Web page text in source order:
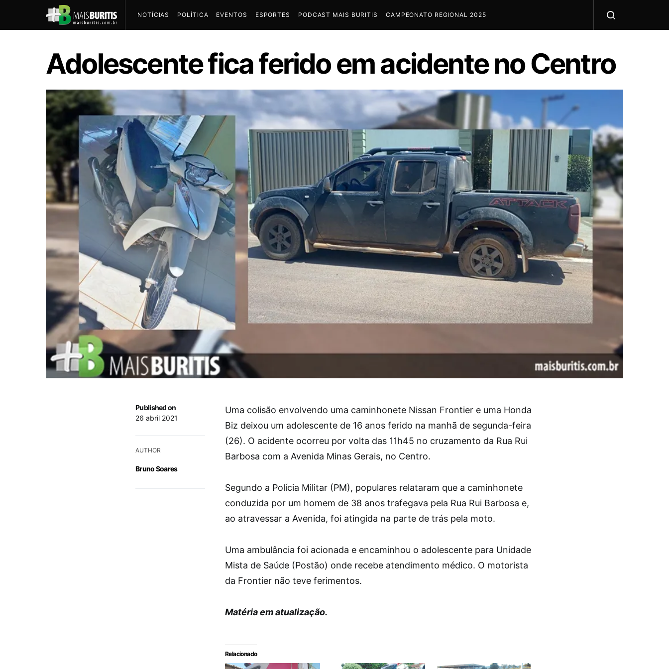
NOTÍCIAS POLÍTICA EVENTOS ESPORTES PODCAST MAIS BURITIS CAMPEONATO REGIONAL 2025
Adolescente fica ferido em acidente no Centro
Published on
26 abril 2021
AUTHOR
Bruno Soares
Uma colisão envolvendo uma caminhonete Nissan Frontier e uma Honda
Biz deixou um adolescente de 16 anos ferido na manhã de segunda-feira
(26). O acidente ocorreu por volta das 11h45 no cruzamento da Rua Rui
Barbosa com a Avenida Minas Gerais, no Centro.
Segundo a Polícia Militar (PM), populares relataram que a caminhonete
conduzida por um homem de 38 anos trafegava pela Rua Rui Barbosa e,
ao atravessar a Avenida, foi atingida na parte de trás pela moto.
Uma ambulância foi acionada e encaminhou o adolescente para Unidade
Mista de Saúde (Postão) onde recebe atendimento médico. O motorista
da Frontier não teve ferimentos.
Matéria em atualização.
Relacionado